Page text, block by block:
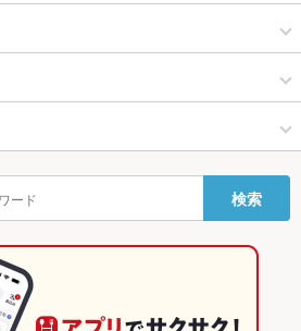
ルの6Fです。エレベーターをご利用ください。
いる駐車場はございません。ご了承くださいま
イトニング、USB-Cのみ)、ブランケット、ク
の他
喫茶・その他
ーツ
・漫画喫茶・その他
漫画喫茶・その他
ルメ
ランキング
ンキング
検索